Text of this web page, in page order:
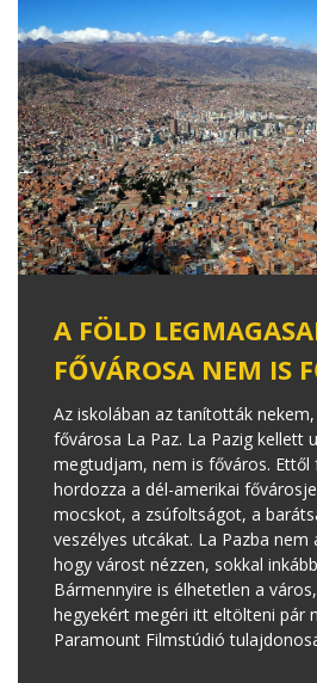
A FÖLD
FŐVÁROSA NEM IS
Az iskolában az tanították
fővárosa La Paz. La Pazig kellett
megtudjam, nem is főváros. Ettől
hordozza a dél-amerikai
mocskot, a zsúfoltságot, a
veszélyes utcákat. La Pazba
hogy várost nézzen, sokkal
Bármennyire is élhetetlen a
hegyekért megéri itt eltölteni pár
Paramount Filmstúdió